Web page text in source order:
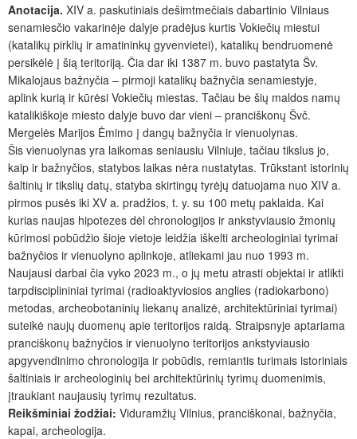
Anotacija. XIV a. paskutiniais dešimtmečiais dabartinio Vilniaus
senamiesčio vakarinėje dalyje pradėjus kurtis Vokiečių miestui
(katalikų pirklių ir amatininkų gyvenvietei), katalikų bendruomenė
persikėlė į šią teritoriją. Čia dar iki 1387 m. buvo pastatyta Šv.
Mikalojaus bažnyčia – pirmoji katalikų bažnyčia senamiestyje,
aplink kurią ir kūrėsi Vokiečių miestas. Tačiau be šių maldos namų
katalikiškoje miesto dalyje buvo dar vieni – pranciškonų Švč.
Mergelės Marijos Ėmimo į dangų bažnyčia ir vienuolynas.
Šis vienuolynas yra laikomas seniausiu Vilniuje, tačiau tikslus jo,
kaip ir bažnyčios, statybos laikas nėra nustatytas. Trūkstant istorinių
šaltinių ir tikslių datų, statyba skirtingų tyrėjų datuojama nuo XIV a.
pirmos pusės iki XV a. pradžios, t. y. su 100 metų paklaida. Kai
kurias naujas hipotezes dėl chronologijos ir ankstyviausio žmonių
kūrimosi pobūdžio šioje vietoje leidžia iškelti archeologiniai tyrimai
bažnyčios ir vienuolyno aplinkoje, atliekami jau nuo 1993 m.
Naujausi darbai čia vyko 2023 m., o jų metu atrasti objektai ir atlikti
tarpdisciplininiai tyrimai (radioaktyviosios anglies (radiokarbono)
metodas, archeobotaninių liekanų analizė, architektūriniai tyrimai)
suteikė naujų duomenų apie teritorijos raidą. Straipsnyje aptariama
pranciškonų bažnyčios ir vienuolyno teritorijos ankstyviausio
apgyvendinimo chronologija ir pobūdis, remiantis turimais istoriniais
šaltiniais ir archeologinių bei architektūrinių tyrimų duomenimis,
įtraukiant naujausių tyrimų rezultatus.
Reikšminiai žodžiai: Viduramžių Vilnius, pranciškonai, bažnyčia,
kapai, archeologija.